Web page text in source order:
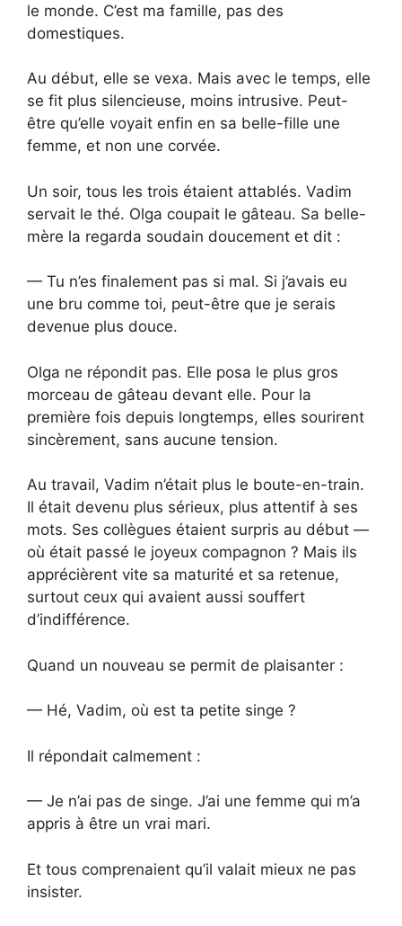
le monde. C’est ma famille, pas des
domestiques.
Au début, elle se vexa. Mais avec le temps, elle
se fit plus silencieuse, moins intrusive. Peut-
être qu’elle voyait enfin en sa belle-fille une
femme, et non une corvée.
Un soir, tous les trois étaient attablés. Vadim
servait le thé. Olga coupait le gâteau. Sa belle-
mère la regarda soudain doucement et dit :
— Tu n’es finalement pas si mal. Si j’avais eu
une bru comme toi, peut-être que je serais
devenue plus douce.
Olga ne répondit pas. Elle posa le plus gros
morceau de gâteau devant elle. Pour la
première fois depuis longtemps, elles sourirent
sincèrement, sans aucune tension.
Au travail, Vadim n’était plus le boute-en-train.
Il était devenu plus sérieux, plus attentif à ses
mots. Ses collègues étaient surpris au début —
où était passé le joyeux compagnon ? Mais ils
apprécièrent vite sa maturité et sa retenue,
surtout ceux qui avaient aussi souffert
d’indifférence.
Quand un nouveau se permit de plaisanter :
— Hé, Vadim, où est ta petite singe ?
Il répondait calmement :
— Je n’ai pas de singe. J’ai une femme qui m’a
appris à être un vrai mari.
Et tous comprenaient qu’il valait mieux ne pas
insister.